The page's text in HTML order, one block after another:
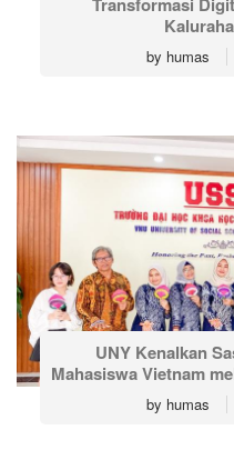
by humas
UNY Kenalkan
Mahasiswa Vietnam
by humas